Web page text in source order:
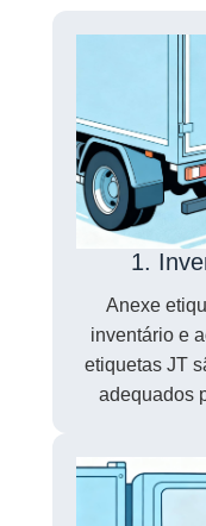
1.
Anexe
inventário e
etiquetas JT
adequados